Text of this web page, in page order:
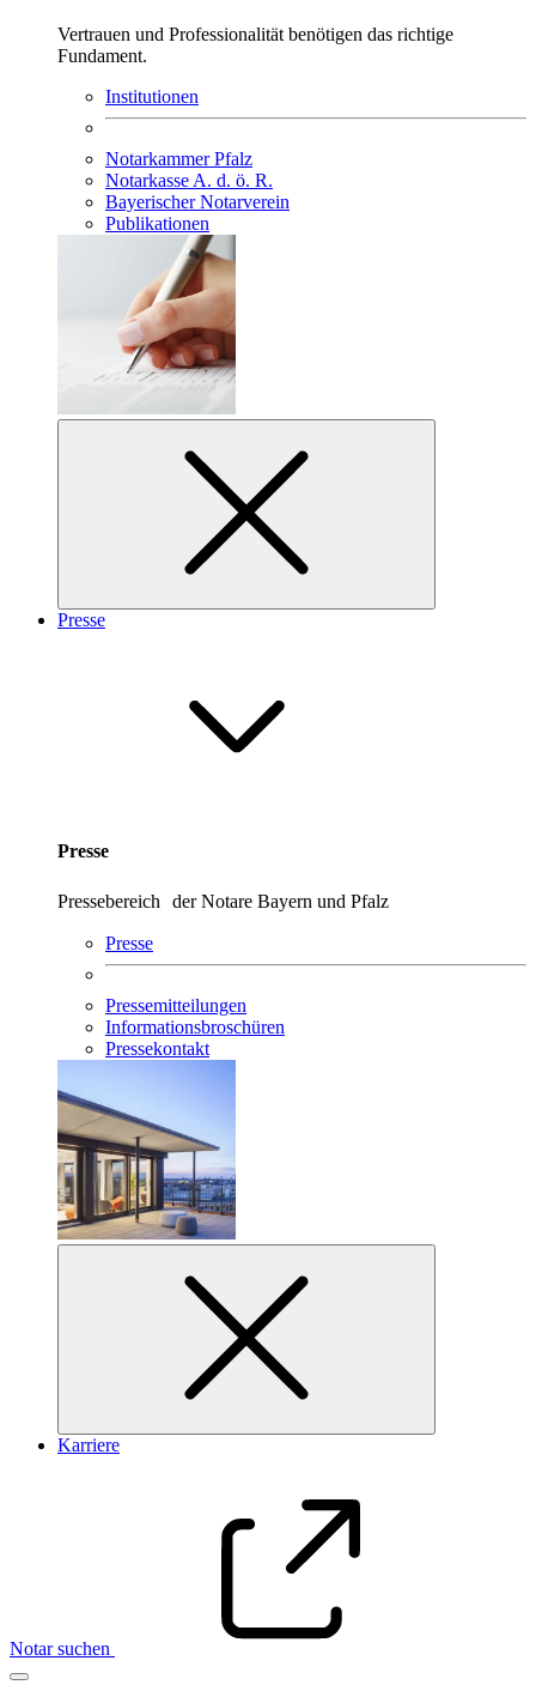
Vertrauen und Professionalität benötigen das richtige
Fundament.
Institutionen
Notarkammer Pfalz
Notarkasse A. d. ö. R.
Bayerischer Notarverein
Publikationen
Presse
Presse
Pressebereich der Notare Bayern und Pfalz
Presse
Pressemitteilungen
Informationsbroschüren
Pressekontakt
Karriere
Notar suchen